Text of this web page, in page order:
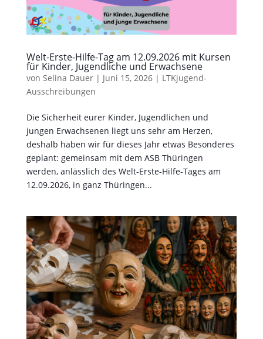
Welt-Erste-Hilfe-Tag am 12.09.2026 mit Kursen
für Kinder, Jugendliche und Erwachsene
von Selina Dauer| Juni 15, 2026| LTKjugend-
Ausschreibungen
Die Sicherheit eurer Kinder, Jugendlichen und
jungen Erwachsenen liegt uns sehr am Herzen,
deshalb haben wir für dieses Jahr etwas Besonderes
geplant: gemeinsam mit dem ASB Thüringen
werden, anlässlich des Welt-Erste-Hilfe-Tages am
12.09.2026, in ganz Thüringen...